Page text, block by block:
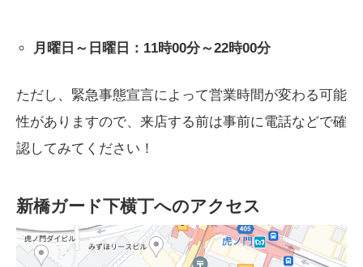
月曜日～日曜日：11時00分～22時00分
ただし、緊急事態宣言によって営業時間が変わる可能
性がありますので、来店する前は事前に電話などで確
認してみてください！
新橋ガード下横丁へのアクセス